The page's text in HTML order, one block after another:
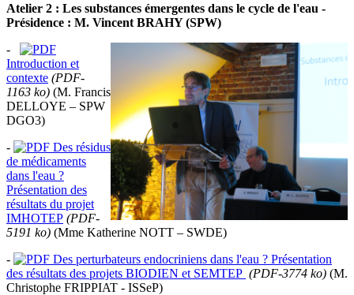
Atelier 2 : Les substances émergentes dans le cycle de l'eau -
Présidence : M. Vincent BRAHY (SPW)
-
Introduction et
contexte (PDF-
1163 ko) (M. Francis
DELLOYE – SPW
DGO3)
-
Des résidus
de médicaments
dans l'eau ?
Présentation des
résultats du projet
IMHOTEP (PDF-
5191 ko) (Mme Katherine NOTT – SWDE)
-
Des perturbateurs endocriniens dans l'eau ? Présentation
des résultats des projets BIODIEN et SEMTEP (PDF-3774 ko) (M.
Christophe FRIPPIAT - ISSeP)